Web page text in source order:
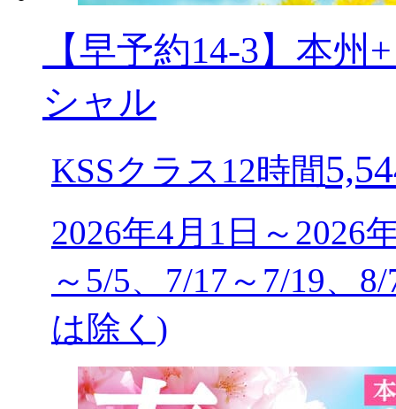
【早予約14-3】本
シャル
KSSクラス12時間
2026年4月1日～2026
～5/5、7/17～7/19、
は除く)